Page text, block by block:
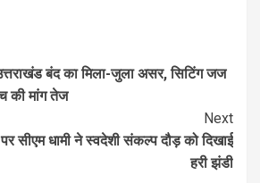
बंद का मिला-जुला असर, सिटिंग जज
की मांग तेज
Next
पर सीएम धामी ने स्वदेशी संकल्प दौड़ को दिखाई
हरी झंडी